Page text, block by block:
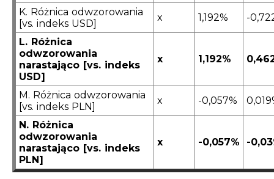
K. Różnica odwzorowania
[vs. indeks USD]
x 1,192% -
L. Różnica
odwzorowania
narastająco [vs. indeks
USD]
x 1,192%
M. Różnica odwzorowania
[vs. indeks PLN]
x -0,057%
N. Różnica
odwzorowania
narastająco [vs. indeks
PLN]
x -0,057% -